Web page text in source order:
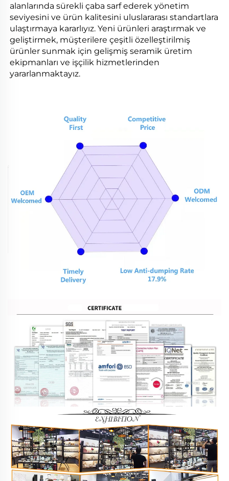
alanlarında sürekli çaba sarf ederek yönetim
seviyesini ve ürün kalitesini uluslararası standartlara
ulaştırmaya kararlıyız. Yeni ürünleri araştırmak ve
geliştirmek, müşterilere çeşitli özelleştirilmiş
ürünler sunmak için gelişmiş seramik üretim
ekipmanları ve işçilik hizmetlerinden
yararlanmaktayız.